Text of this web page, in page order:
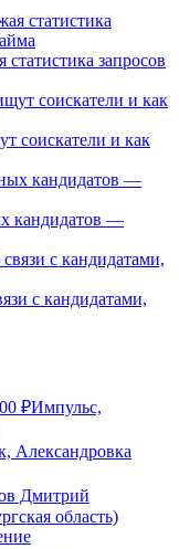
запросов
соискатели и как
кандидатов —
с кандидатами,
₽Импульс,
Александровка
Дмитрий
область)